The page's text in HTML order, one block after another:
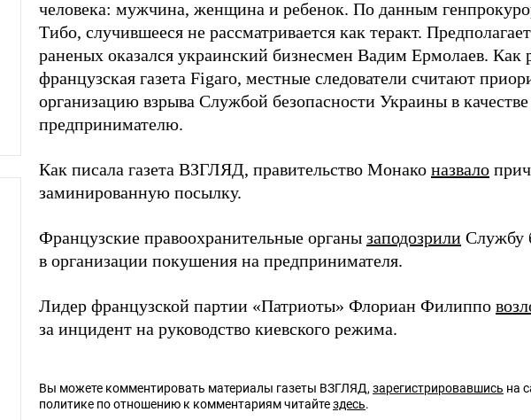
человека: мужчина, женщина и ребенок. По данным
Тибо, случившееся не рассматривается как теракт.
раненых оказался украинский бизнесмен Вадим Ермолаев. Как
французская газета Figaro, местные следователи считают
организацию взрыва Службой безопасности Украины в
предпринимателю.
Как писала газета ВЗГЛЯД, правительство Монако назвало
заминированную посылку.
Французские правоохранительные органы заподозрили Службу
в организации покушения на предпринимателя.
Лидер французской партии «Патриоты» Флориан Филиппо
за инцидент на руководство киевского режима.
Вы можете комментировать материалы газеты ВЗГЛЯД, зарегистрировавшись на
политике по отношению к комментариям читайтездесь.